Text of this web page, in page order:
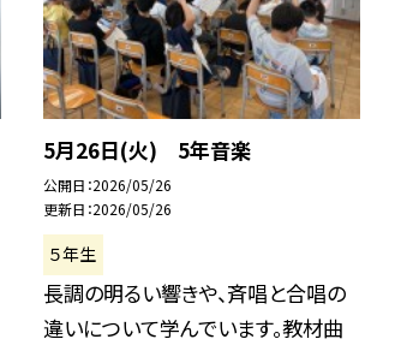
5月26日(火) 5年音楽
公開日 2026/05/26
更新日 2026/05/26
５年生
長調の明るい響きや、斉唱と合唱の
違いについて学んでいます。教材曲